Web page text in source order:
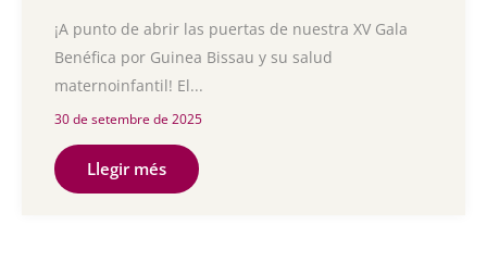
¡A punto de abrir las puertas de nuestra XV Gala
Benéfica por Guinea Bissau y su salud
maternoinfantil! El...
30 de setembre de 2025
Llegir més